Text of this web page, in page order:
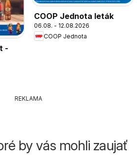
-
COOP Jednota leták
06.08. - 12.08.2026
COOP Jednota
REKLAMA
by vás mohli zaujať